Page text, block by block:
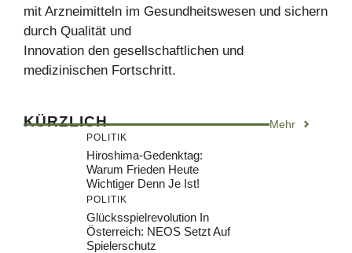
mit Arzneimitteln im Gesundheitswesen und sichern
durch Qualität und
Innovation den gesellschaftlichen und
medizinischen Fortschritt.
KÜRZLICH Mehr
POLITIK
Hiroshima-Gedenktag:
Warum Frieden Heute
Wichtiger Denn Je Ist!
POLITIK
Glücksspielrevolution In
Österreich: NEOS Setzt Auf
Spielerschutz